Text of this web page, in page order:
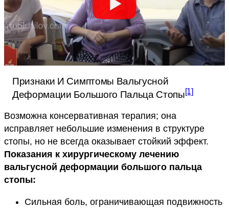
Признаки И Симптомы Вальгусной
Деформации Большого Пальца Стопы[1]
Возможна консервативная терапия; она
исправляет небольшие изменения в структуре
стопы, но не всегда оказывает стойкий эффект.
Показания к хирургическому лечению
вальгусной деформации большого пальца
стопы:
Сильная боль, ограничивающая подвижность